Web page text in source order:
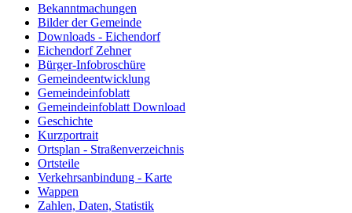
Bekanntmachungen
Bilder der Gemeinde
Downloads - Eichendorf
Eichendorf Zehner
Bürger-Infobroschüre
Gemeindeentwicklung
Gemeindeinfoblatt
Gemeindeinfoblatt Download
Geschichte
Kurzportrait
Ortsplan - Straßenverzeichnis
Ortsteile
Verkehrsanbindung - Karte
Wappen
Zahlen, Daten, Statistik